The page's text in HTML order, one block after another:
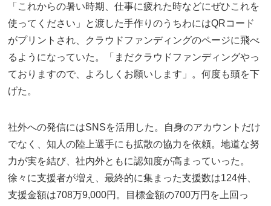
「これからの暑い時期、仕事に疲れた時などにぜひこれを
使ってください」と渡した手作りのうちわにはQRコード
がプリントされ、クラウドファンディングのページに飛べ
るようになっていた。「まだクラウドファンディングやっ
ておりますので、よろしくお願いします」。何度も頭を下
げた。
社外への発信にはSNSを活用した。自身のアカウントだけ
でなく、知人の陸上選手にも拡散の協力を依頼。地道な努
力が実を結び、社内外ともに認知度が高まっていった。
徐々に支援者が増え、最終的に集まった支援数は124件、
支援金額は708万9,000円。目標金額の700万円を上回っ